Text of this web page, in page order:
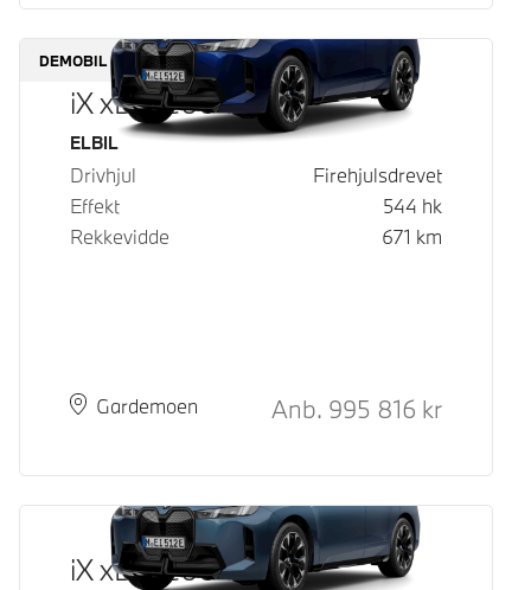
DEMOBIL
iX xDrive60
Drivstoff
ELBIL
Drivhjul
Firehjulsdrevet
Effekt
544 hk
Rekkevidde
671 km
PlassGardemoen
Leveringstid Kontantpris
Anb. 995 816 kr
iX xDrive60